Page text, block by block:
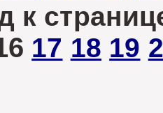
к
17 18 19